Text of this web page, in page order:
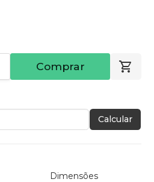
Comprar
Calcular
Dimensões